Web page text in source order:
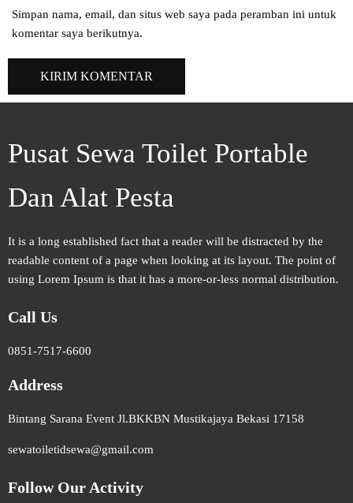
Simpan nama, email, dan situs web saya pada peramban ini untuk
komentar saya berikutnya.
Pusat Sewa Toilet Portable
Dan Alat Pesta
It is a long established fact that a reader will be distracted by the
readable content of a page when looking at its layout. The point of
using Lorem Ipsum is that it has a more-or-less normal distribution.
Call Us
0851-7517-6600
Address
Bintang Sarana Event Jl.BKKBN Mustikajaya Bekasi 17158
sewatoiletidsewa@gmail.com
Follow Our Activity